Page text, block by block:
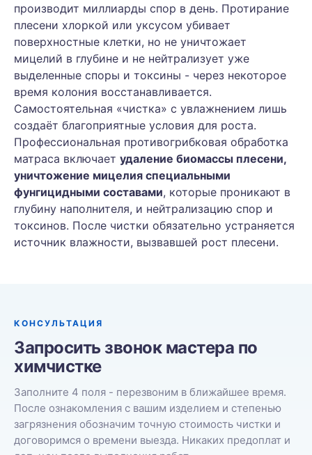
производит миллиарды спор в день. Протирание
плесени хлоркой или уксусом убивает
поверхностные клетки, но не уничтожает
мицелий в глубине и не нейтрализует уже
выделенные споры и токсины - через некоторое
время колония восстанавливается.
Самостоятельная «чистка» с увлажнением лишь
создаёт благоприятные условия для роста.
Профессиональная противогрибковая обработка
матраса включает удаление биомассы плесени,
уничтожение мицелия специальными
фунгицидными составами, которые проникают в
глубину наполнителя, и нейтрализацию спор и
токсинов. После чистки обязательно устраняется
источник влажности, вызвавшей рост плесени.
КОНСУЛЬТАЦИЯ
Запросить звонок мастера по
химчистке
Заполните 4 поля - перезвоним в ближайшее время.
После ознакомления с вашим изделием и степенью
загрязнения обозначим точную стоимость чистки и
договоримся о времени выезда. Никаких предоплат и